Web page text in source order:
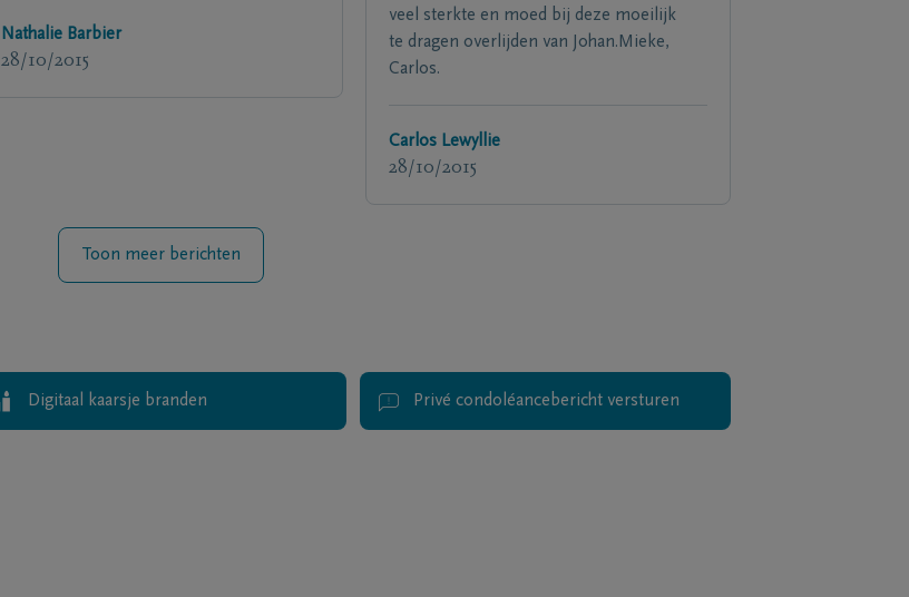
Nathalie Barbier
28/10/2015
veel sterkte en moed bij deze moeilijk
te dragen overlijden van Johan.Mieke,
Carlos.
Carlos Lewyllie
28/10/2015
Toon meer berichten
Digitaal kaarsje branden Privé condoléancebericht versturen